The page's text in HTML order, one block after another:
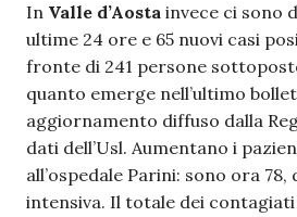
In Valle d’Aosta invece ci sono
ultime 24 ore e 65 nuovi casi
fronte di 241 persone
quanto emerge nell’ultimo
aggiornamento diffuso dalla
dati dell’Usl. Aumentano i
all’ospedale Parini: sono ora
intensiva. Il totale dei contagiati